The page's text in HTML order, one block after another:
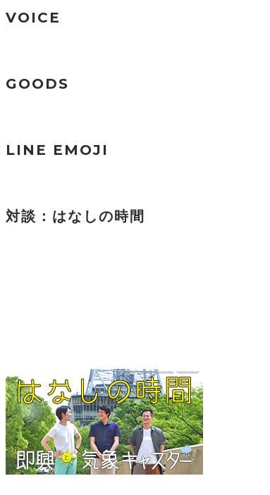
VOICE
GOODS
LINE EMOJI
対談：はなしの時間